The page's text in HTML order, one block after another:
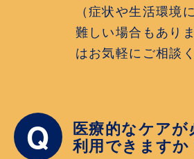
（症状や生活環境
難しい場合もあり
はお気軽にご相談
Q 医療的なケアが
利用できますか